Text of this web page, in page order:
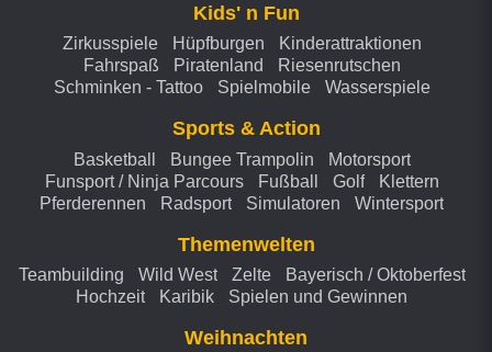
Kids' n Fun
Zirkusspiele Hüpfburgen
Kinderattraktionen
Fahrspaß
Piratenland
Riesenrutschen
Schminken - Tattoo
Spielmobile Wasserspiele
Sports & Action
Basketball Bungee Trampolin
Motorsport
Funsport / Ninja Parcours
Fußball Golf
Klettern
Pferderennen
Radsport Simulatoren Wintersport
Themenwelten
Teambuilding Wild West Zelte
Bayerisch / Oktoberfest
Hochzeit
Karibik Spielen und Gewinnen
Weihnachten